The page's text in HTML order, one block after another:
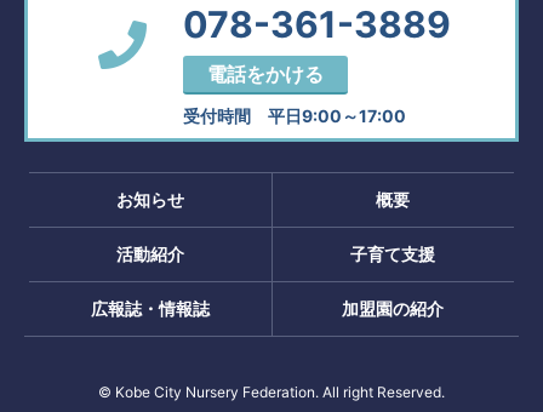
お知らせ 概要
活動紹介 子育て支援
広報誌・情報誌 加盟園の紹介
078-361-3889
電話をかける
受付時間 平日9:00～17:00
© Kobe City Nursery Federation. All right Reserved.